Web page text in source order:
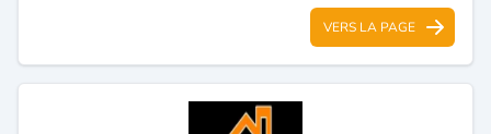
VERS LA PAGE